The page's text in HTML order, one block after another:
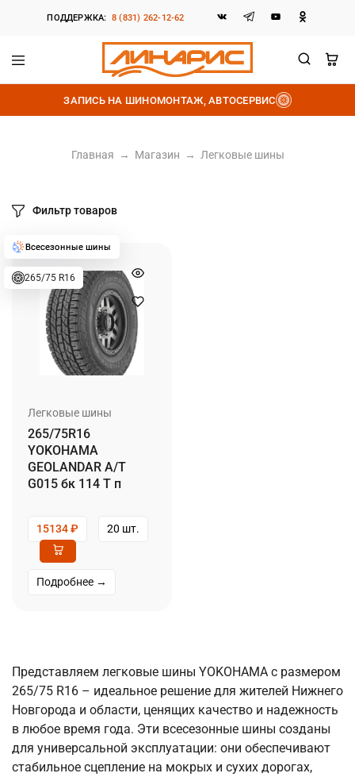
ПОДДЕРЖКА: 8 (831) 262-12-62
Линарис
Продажа
шин,
дисков
и
ЗАПИСЬ НА ШИНОМОНТАЖ, АВТОСЕРВИС
Главная → Магазин → Легковые шины
Фильтр товаров
265/75 R16
Легковые шины
265/75R16
YOKOHAMA
GEOLANDAR A/T
G015 бк 114 T п
15134₽ 20 шт.
Подробнее →
Представляем легковые шины YOKOHAMA с размером
265/75 R16 – идеальное решение для жителей Нижнего
Новгорода и области, ценящих качество и надежность
в любое время года. Эти всесезонные шины созданы
для универсальной эксплуатации: они обеспечивают
стабильное сцепление на мокрых и сухих дорогах,